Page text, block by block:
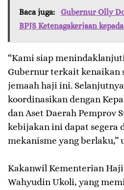
Baca juga:
Gubernur Olly
BPJS Ketenagakerjaan
“Kami siap
Gubernur terkait kenaikan
jemaah haji ini.
koordinasikan dengan
dan Aset Daerah Pemprov
kebijakan ini dapat segera
mekanisme yang berlaku,”
​Kakanwil Kementerian
Wahyudin Ukoli, yang